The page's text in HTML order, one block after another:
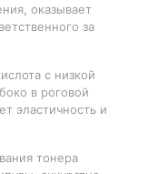
оказывает
за
с низкой
в роговой
эластичность и
тонера